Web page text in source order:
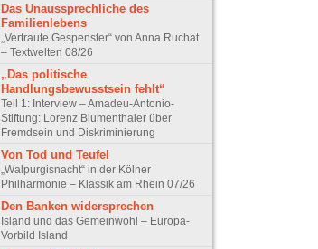
Das Unaussprechliche des
Familienlebens
„Vertraute Gespenster“ von Anna Ruchat
– Textwelten 08/26
„Das politische
Handlungsbewusstsein fehlt“
Teil 1: Interview – Amadeu-Antonio-
Stiftung: Lorenz Blumenthaler über
Fremdsein und Diskriminierung
Von Tod und Teufel
„Walpurgisnacht“ in der Kölner
Philharmonie – Klassik am Rhein 07/26
Den Banken widersprechen
Island und das Gemeinwohl – Europa-
Vorbild Island